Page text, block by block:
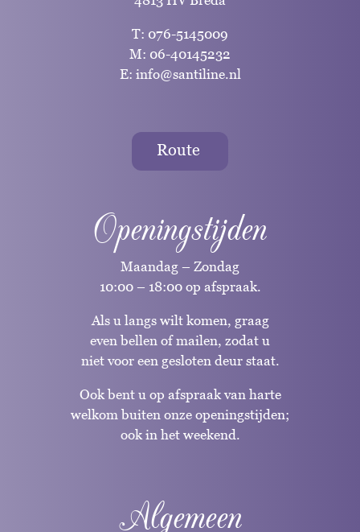
T: 076-5145009
M: 06-40145232
E: info@santiline.nl
Route
Openingstijden
Maandag – Zondag
10:00 – 18:00 op afspraak.
Als u langs wilt komen, graag
even bellen of mailen, zodat u
niet voor een gesloten deur staat.
Ook bent u op afspraak van harte
welkom buiten onze openingstijden;
ook in het weekend.
Algemeen